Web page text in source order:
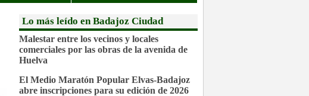
Lo más leído en Badajoz Ciudad
Malestar entre los vecinos y locales
comerciales por las obras de la avenida de
Huelva
El Medio Maratón Popular Elvas-Badajoz
abre inscripciones para su edición de 2026